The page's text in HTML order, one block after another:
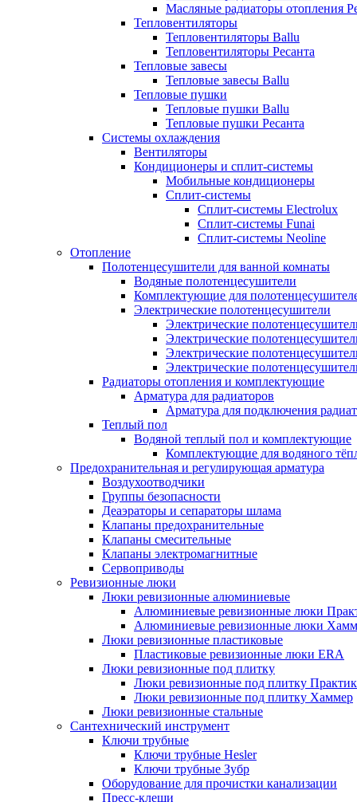
Масляные радиаторы отопления
Тепловентиляторы
Тепловентиляторы Ballu
Тепловентиляторы Ресанта
Тепловые завесы
Тепловые завесы Ballu
Тепловые пушки
Тепловые пушки Ballu
Тепловые пушки Ресанта
Системы охлаждения
Вентиляторы
Кондиционеры и сплит-системы
Мобильные кондиционеры
Сплит-системы
Сплит-системы Electrolux
Сплит-системы Funai
Сплит-системы Neoline
Отопление
Полотенцесушители для ванной комнаты
Водяные полотенцесушители
Комплектующие для
Электрические полотенцесушители
Электрические
Электрические
Электрические
Электрические
Радиаторы отопления и комплектующие
Арматура для радиаторов
Арматура для подключения
Теплый пол
Водяной теплый пол и комплектующие
Комплектующие для водяного
Предохранительная и регулирующая арматура
Воздухоотводчики
Группы безопасности
Деаэраторы и сепараторы шлама
Клапаны предохранительные
Клапаны смесительные
Клапаны электромагнитные
Сервоприводы
Ревизионные люки
Люки ревизионные алюминиевые
Алюминиевые ревизионные люки
Алюминиевые ревизионные люки
Люки ревизионные пластиковые
Пластиковые ревизионные люки ERA
Люки ревизионные под плитку
Люки ревизионные под плитку
Люки ревизионные под плитку Хаммер
Люки ревизионные стальные
Сантехнический инструмент
Ключи трубные
Ключи трубные Hesler
Ключи трубные Зубр
Оборудование для прочистки канализации
Пресс-клещи